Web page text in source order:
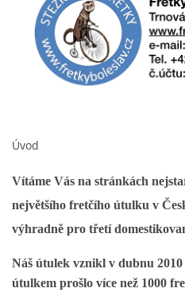
FRETKY V ÚTULKU
K ADOPCI
V NOVÝCH DOMOVECH
DFD - DOMOV FRETČÍCH
Úvod
Vítáme Vás na stránkách
největšího fretčího útulku v
výhradně pro třetí
Náš útulek vznikl v dubnu 2010
útulkem prošlo více než 1000